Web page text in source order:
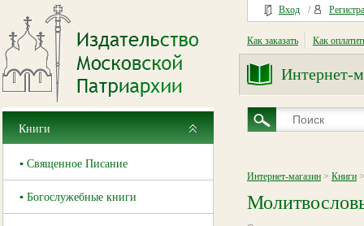
Вход /
Как заказать Как
Интернет-
Книги
▪ Священное Писание
▪ Богослужебные книги
Интернет-магазин > Книги